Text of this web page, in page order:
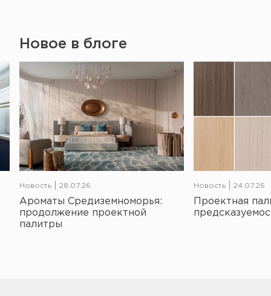
Новое в блоге
Новость 28.07.26
Ароматы Средиземноморья:
продолжение проектной
палитры
Новость 24.07.26
Проектная